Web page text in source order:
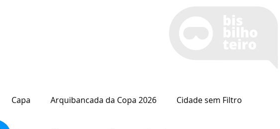
Capa Arquibancada da Copa 2026 Cidade sem Filtro